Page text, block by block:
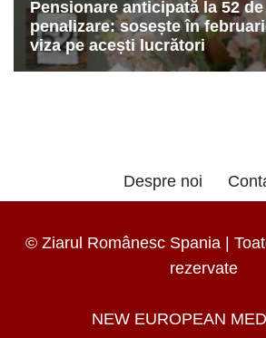
Despre noi
© Ziarul Românesc Spania |
rezervate
NEW EUROPEAN